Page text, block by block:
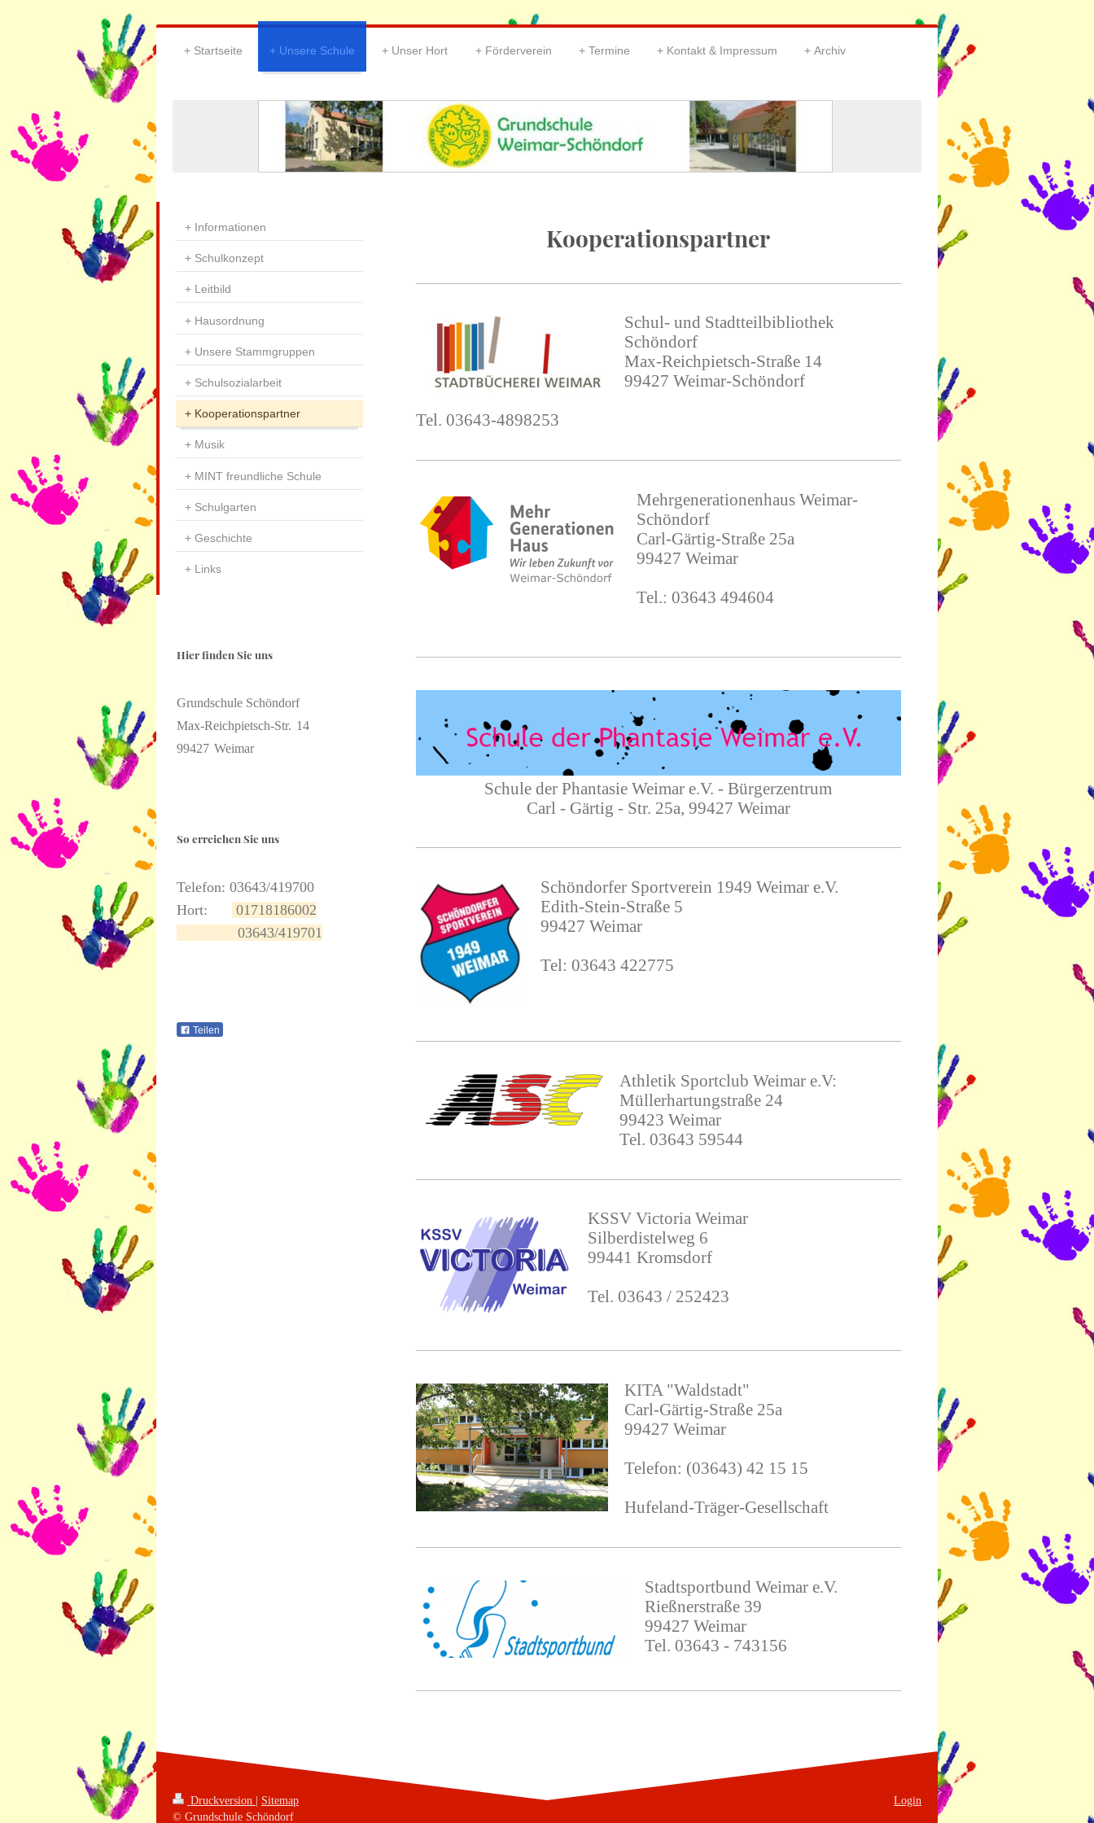
Startseite Unsere Schule Unser Hort Förderverein Termine Kontakt & Impressum Archiv
Kooperationspartner
Schul- und Stadtteilbibliothek
Schöndorf
Max-Reichpietsch-Straße 14
99427 Weimar-Schöndorf
Tel. 03643-4898253
Mehrgenerationenhaus Weimar-
Schöndorf
Carl-Gärtig-Straße 25a
99427 Weimar
Tel.: 03643 494604
Schule der Phantasie Weimar e.V. - Bürgerzentrum
Carl - Gärtig - Str. 25a, 99427 Weimar
Schöndorfer Sportverein 1949 Weimar e.V.
Edith-Stein-Straße 5
99427 Weimar
Tel: 03643 422775
Athletik Sportclub Weimar e.V:
Müllerhartungstraße 24
99423 Weimar
Tel. 03643 59544
KSSV Victoria Weimar
Silberdistelweg 6
99441 Kromsdorf
Tel. 03643 / 252423
KITA "Waldstadt"
Carl-Gärtig-Straße 25a
99427 Weimar
Telefon: (03643) 42 15 15
Hufeland-Träger-Gesellschaft
Stadtsportbund Weimar e.V.
Rießnerstraße 39
99427 Weimar
Tel. 03643 - 743156
Informationen
Schulkonzept
Leitbild
Hausordnung
Unsere Stammgruppen
Schulsozialarbeit
Kooperationspartner
Musik
MINT freundliche Schule
Schulgarten
Geschichte
Links
Hier finden Sie uns
Grundschule Schöndorf
Max-Reichpietsch-Str. 14
99427 Weimar
So erreichen Sie uns
Telefon: 03643/419700
Hort:
01718186002
03643/419701
Teilen
Druckversion | Sitemap
© Grundschule Schöndorf
Login